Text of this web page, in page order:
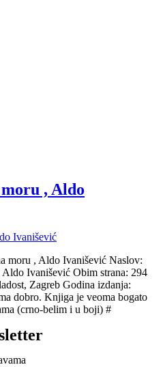
, Aldo
moru , Aldo Ivanišević Naslov:
Ivanišević Obim strana: 294
Zagreb Godina izdanja:
dobro. Knjiga je veoma bogato
(crno-belim i u boji) #